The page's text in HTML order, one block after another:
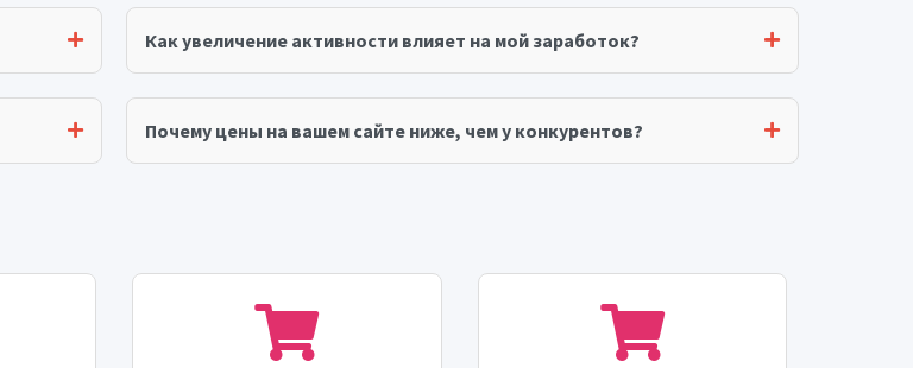
Как увеличение активности влияет на мой заработок?
Почему цены на вашем сайте ниже, чем у конкурентов?